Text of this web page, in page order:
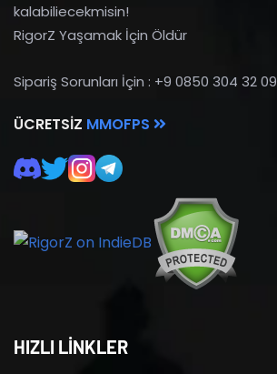
kalabiliecekmisin!
RigorZ Yaşamak İçin Öldür
Sipariş Sorunları İçin : +9 0850 304 32 09
ÜCRETSIZ MMOFPS
HIZLI LİNKLER